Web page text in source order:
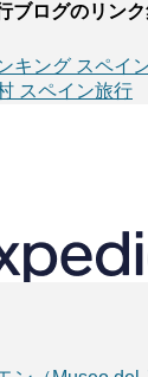
ブログのリン
キング スペイ
スペイン旅行